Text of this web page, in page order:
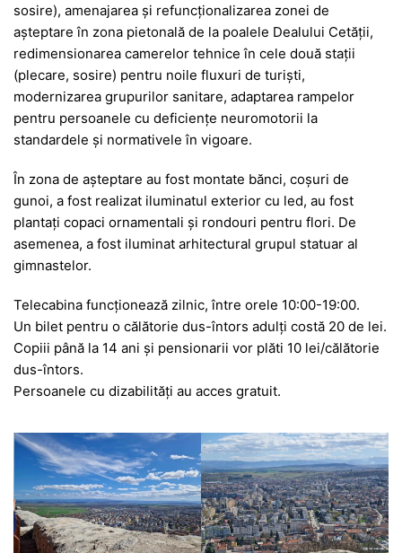
sosire), amenajarea și refuncționalizarea zonei de
așteptare în zona pietonală de la poalele Dealului Cetății,
redimensionarea camerelor tehnice în cele două stații
(plecare, sosire) pentru noile fluxuri de turiști,
modernizarea grupurilor sanitare, adaptarea rampelor
pentru persoanele cu deficiențe neuromotorii la
standardele și normativele în vigoare.
În zona de așteptare au fost montate bănci, coșuri de
gunoi, a fost realizat iluminatul exterior cu led, au fost
plantați copaci ornamentali și rondouri pentru flori. De
asemenea, a fost iluminat arhitectural grupul statuar al
gimnastelor.
Telecabina funcționează zilnic, între orele 10:00-19:00.
Un bilet pentru o călătorie dus-întors adulți costă 20 de lei.
Copiii până la 14 ani și pensionarii vor plăti 10 lei/călătorie
dus-întors.
Persoanele cu dizabilități au acces gratuit.